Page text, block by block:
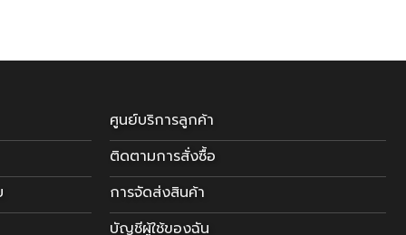
ศูนย์บริการลูกค้า
ติดตามการสั่งซื้อ
การจัดส่งสินค้า
บัญชีผู้ใช้ของฉัน